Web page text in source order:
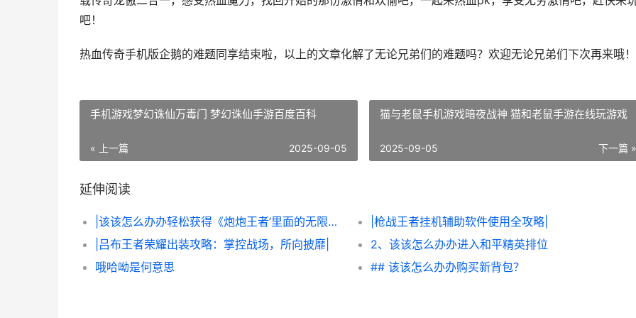
吧！
热血传奇手机版企鹅的难题同享结束啦，以上的文章化解了无论兄弟们的难题吗？欢迎无论兄弟们下次再来哦！
手机游戏梦幻诛仙万毒门 梦幻诛仙手游百度百科
« 上一篇 2025-09-05
猫与老鼠手机游戏暗夜战神 猫和老鼠手游在线玩游戏
下一篇 »
2025-09-05
延伸阅读
|该该怎么办办轻松获得《炮炮王者’里面的无限金币和星星|
|枪战王者挂机辅助软件使用全攻略|
|吕布王者荣耀出装攻略：掌控战场，所向披靡|
2、该该怎么办办进入和平精英排位
哦哈呦是何意思
## 该该怎么办办购买新背包？